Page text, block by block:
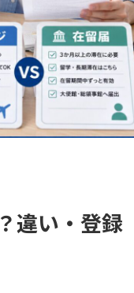
違い・登録